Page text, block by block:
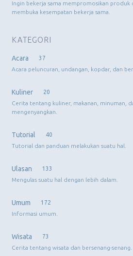
Ingin bekerja sama mempromosikan produk
membuka kesempatan bekerja sama.
KATEGORI
Acara
37
Acara peluncuran, undangan, kopdar, dan
Kuliner
20
Cerita tentang kuliner, makanan, minuman,
mengenyangkan.
Tutorial
40
Tutorial dan panduan melakukan suatu hal.
Ulasan
133
Mengulas suatu hal dengan lebih dalam.
Umum
172
Informasi umum.
Wisata
73
Cerita tentang wisata dan bersenang-senang.